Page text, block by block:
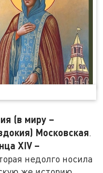
(в миру –
Московская.
XIV–
недолго носила